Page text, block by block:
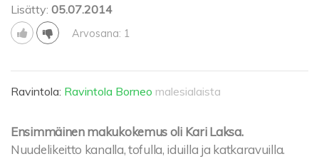
Lisätty: 05.07.2014
Arvosana: 1
Ravintola: Ravintola Borneo malesialaista
Ensimmäinen makukokemus oli Kari Laksa.
Nuudelikeitto kanalla, tofulla, iduilla ja katkaravuilla.